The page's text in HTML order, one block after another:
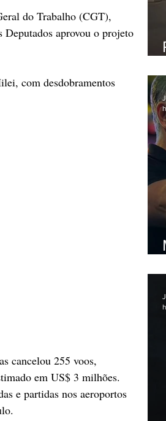
do Trabalho (CGT),
Deputados aprovou o projeto
com desdobramentos
cancelou 255 voos,
em US$ 3 milhões.
e partidas nos aeroportos